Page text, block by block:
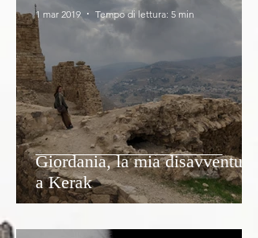
Giordania, la mia disavventura
a Kerak
1 mar 2019 Tempo di lettura: 5 min